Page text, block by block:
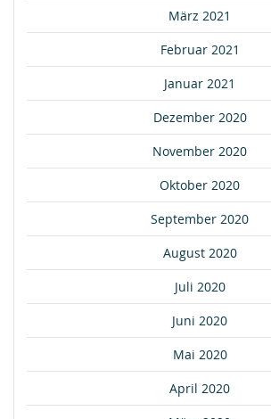
März 2021
Februar 2021
Januar 2021
Dezember 2020
November 2020
Oktober 2020
September 2020
August 2020
Juli 2020
Juni 2020
Mai 2020
April 2020